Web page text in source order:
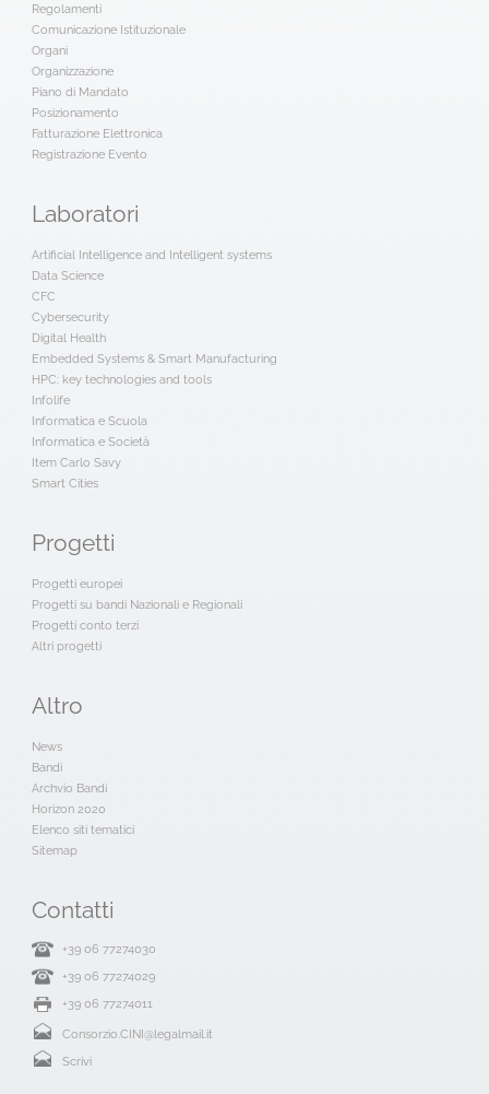
Regolamenti
Comunicazione Istituzionale
Organi
Organizzazione
Piano di Mandato
Posizionamento
Fatturazione Elettronica
Registrazione Evento
Laboratori
Artificial Intelligence and Intelligent systems
Data Science
CFC
Cybersecurity
Digital Health
Embedded Systems & Smart Manufacturing
HPC: key technologies and tools
Infolife
Informatica e Scuola
Informatica e Società
Item Carlo Savy
Smart Cities
Progetti
Progetti europei
Progetti su bandi Nazionali e Regionali
Progetti conto terzi
Altri progetti
Altro
News
Bandi
Archvio Bandi
Horizon 2020
Elenco siti tematici
Sitemap
Contatti
+39 06 77274030
+39 06 77274029
+39 06 77274011
Consorzio.CINI@legalmail.it
Scrivi